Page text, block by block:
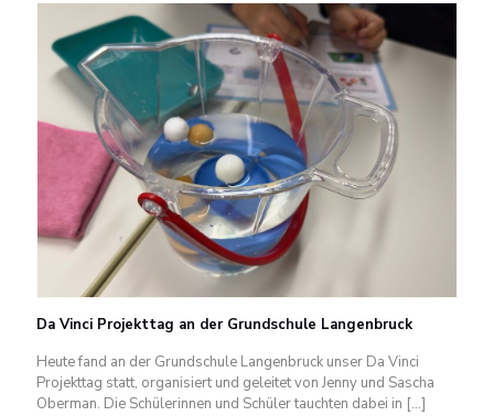
Da Vinci Projekttag an der Grundschule Langenbruck
Heute fand an der Grundschule Langenbruck unser Da Vinci
Projekttag statt, organisiert und geleitet von Jenny und Sascha
Oberman. Die Schülerinnen und Schüler tauchten dabei in […]